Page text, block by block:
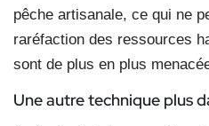
pêche artisanale, ce qui ne
raréfaction des ressources
sont de plus en plus
Une autre technique plus